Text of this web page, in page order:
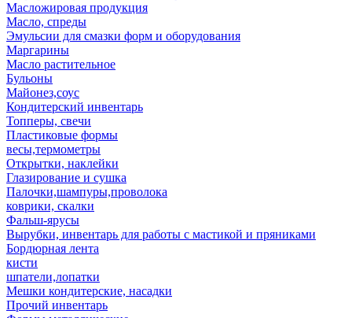
Масложировая продукция
Масло, спреды
Эмульсии для смазки форм и оборудования
Маргарины
Масло растительное
Бульоны
Майонез,соус
Кондитерский инвентарь
Топперы, свечи
Пластиковые формы
весы,термометры
Открытки, наклейки
Глазирование и сушка
Палочки,шампуры,проволока
коврики, скалки
Фальш-ярусы
Вырубки, инвентарь для работы с мастикой и пряниками
Бордюрная лента
кисти
шпатели,лопатки
Мешки кондитерские, насадки
Прочий инвентарь